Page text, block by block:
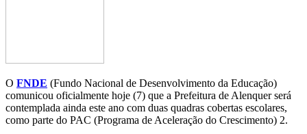
O FNDE (Fundo Nacional de Desenvolvimento da Educação)
comunicou oficialmente hoje (7) que a Prefeitura de Alenquer será
contemplada ainda este ano com duas quadras cobertas escolares,
como parte do PAC (Programa de Aceleração do Crescimento) 2.